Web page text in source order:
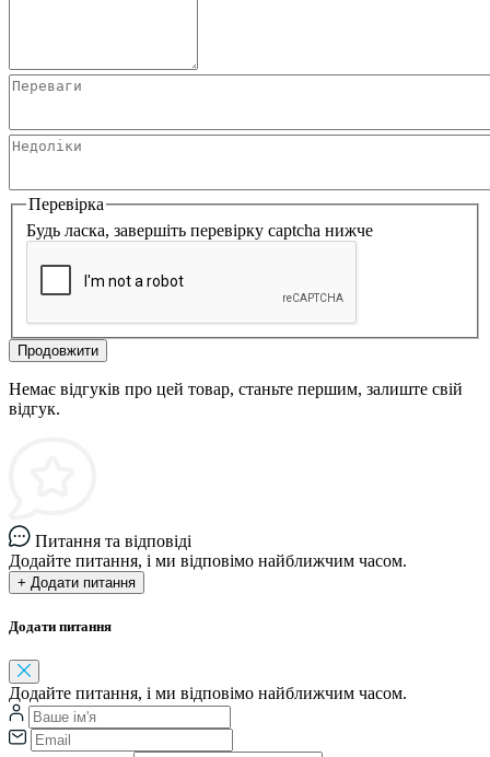
Перевірка
Будь ласка, завершіть перевірку captcha нижче
Продовжити
Немає відгуків про цей товар, станьте першим, залиште свій
відгук.
Питання та відповіді
Додайте питання, і ми відповімо найближчим часом.
+ Додати питання
Додати питання
Додайте питання, і ми відповімо найближчим часом.